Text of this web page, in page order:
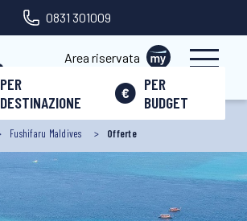
0831 301009
PER
DESTINAZIONE
PER
BUDGET
Area riservata
Fushifaru Maldives Offerte